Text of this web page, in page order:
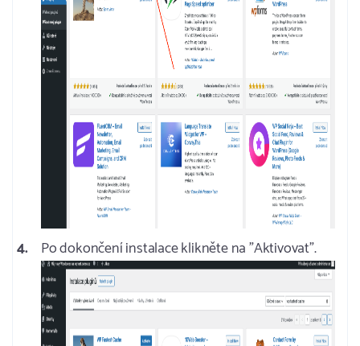
Po dokončení instalace klikněte na "Aktivovat".